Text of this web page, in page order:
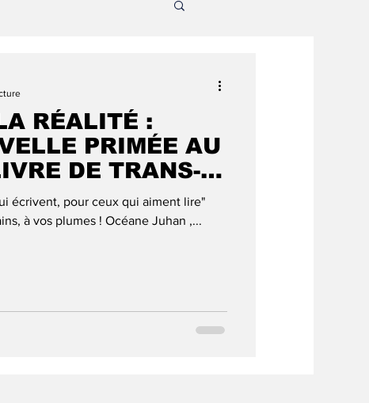
RÉALITÉ :
PRIMÉE AU
DE TRANS-
!
écrivent, pour ceux qui aiment lire"
à vos plumes ! Océane Juhan ,...